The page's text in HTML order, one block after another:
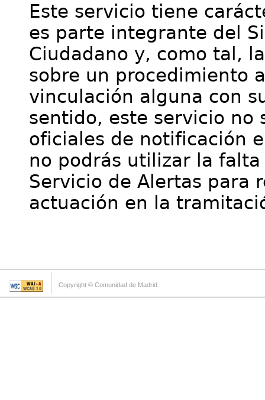
Este servicio tiene
es parte integrante del
Ciudadano y, como tal,
sobre un procedimiento
vinculación alguna con
sentido, este servicio no
oficiales de notificación
no podrás utilizar la
Servicio de Alertas para
actuación en la
Copyright © Comunidad de Madrid.